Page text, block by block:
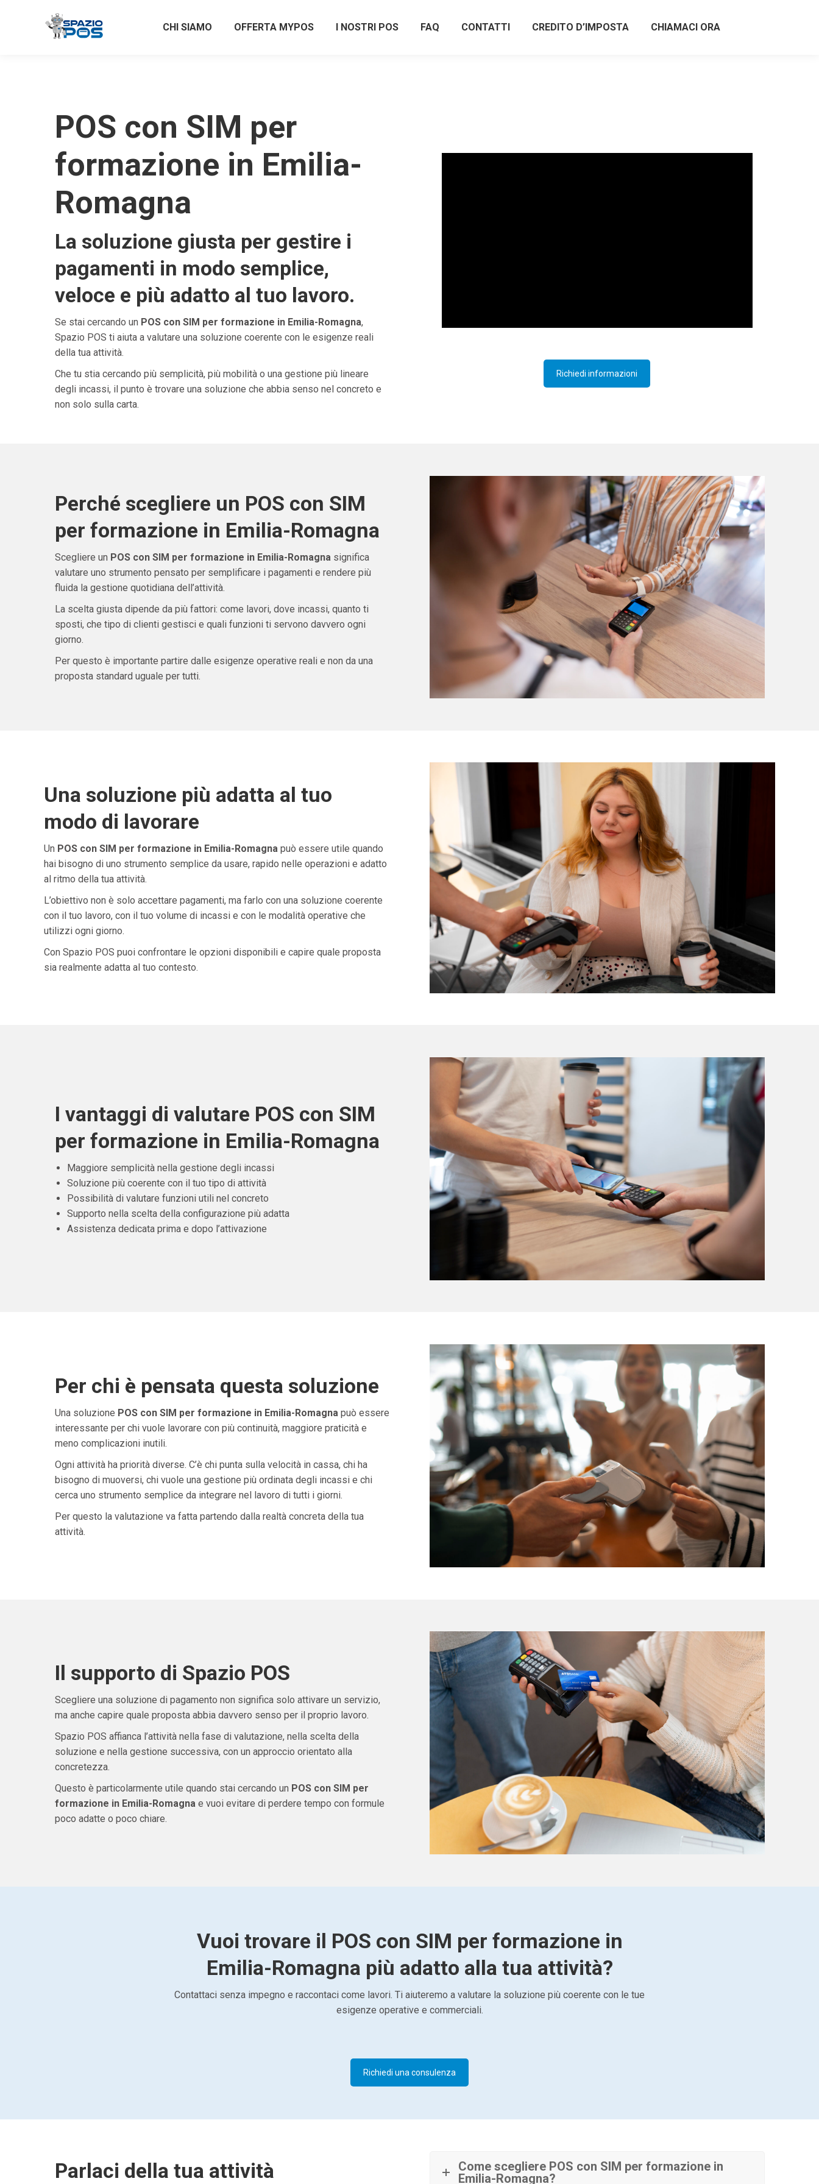
CHI SIAMO OFFERTA MYPOS I NOSTRI POS FAQ CONTATTI CREDITO D’IMPOSTA CHIAMACI ORA
POS con SIM per
formazione in Emilia-
Romagna
La soluzione giusta per gestire i
pagamenti in modo semplice,
veloce e più adatto al tuo lavoro.
Se stai cercando un POS con SIM per formazione in Emilia-Romagna,
Spazio POS ti aiuta a valutare una soluzione coerente con le esigenze reali
della tua attività.
Che tu stia cercando più semplicità, più mobilità o una gestione più lineare
degli incassi, il punto è trovare una soluzione che abbia senso nel concreto e
non solo sulla carta.
Richiedi informazioni
Perché scegliere un POS con SIM
per formazione in Emilia-Romagna
Scegliere un POS con SIM per formazione in Emilia-Romagnasignifica
valutare uno strumento pensato per semplificare i pagamenti e rendere più
fluida la gestione quotidiana dell’attività.
La scelta giusta dipende da più fattori: come lavori, dove incassi, quanto ti
sposti, che tipo di clienti gestisci e quali funzioni ti servono davvero ogni
giorno.
Per questo è importante partire dalle esigenze operative reali e non da una
proposta standard uguale per tutti.
Una soluzione più adatta al tuo
modo di lavorare
Un POS con SIM per formazione in Emilia-Romagna può essere utile quando
hai bisogno di uno strumento semplice da usare, rapido nelle operazioni e adatto
al ritmo della tua attività.
L’obiettivo non è solo accettare pagamenti, ma farlo con una soluzione coerente
con il tuo lavoro, con il tuo volume di incassi e con le modalità operative che
utilizzi ogni giorno.
Con Spazio POS puoi confrontare le opzioni disponibili e capire quale proposta
sia realmente adatta al tuo contesto.
I vantaggi di valutare POS con SIM
per formazione in Emilia-Romagna
Maggiore semplicità nella gestione degli incassi
Soluzione più coerente con il tuo tipo di attività
Possibilità di valutare funzioni utili nel concreto
Supporto nella scelta della configurazione più adatta
Assistenza dedicata prima e dopo l’attivazione
Per chi è pensata questa soluzione
Una soluzione POS con SIM per formazione in Emilia-Romagnapuò essere
interessante per chi vuole lavorare con più continuità, maggiore praticità e
meno complicazioni inutili.
Ogni attività ha priorità diverse. C’è chi punta sulla velocità in cassa, chi ha
bisogno di muoversi, chi vuole una gestione più ordinata degli incassi e chi
cerca uno strumento semplice da integrare nel lavoro di tutti i giorni.
Per questo la valutazione va fatta partendo dalla realtà concreta della tua
attività.
Il supporto di Spazio POS
Scegliere una soluzione di pagamento non significa solo attivare un servizio,
ma anche capire quale proposta abbia davvero senso per il proprio lavoro.
Spazio POS affianca l’attività nella fase di valutazione, nella scelta della
soluzione e nella gestione successiva, con un approccio orientato alla
concretezza.
Questo è particolarmente utile quando stai cercando un POS con SIM per
formazione in Emilia-Romagnae vuoi evitare di perdere tempo con formule
poco adatte o poco chiare.
Vuoi trovare il POS con SIM per formazione in
Emilia-Romagna più adatto alla tua attività?
Contattaci senza impegno e raccontaci come lavori. Ti aiuteremo a valutare la soluzione più coerente con le tue
esigenze operative e commerciali.
Richiedi una consulenza
Parlaci della tua attività
Come scegliere POS con SIM per formazione in
Emilia-Romagna?